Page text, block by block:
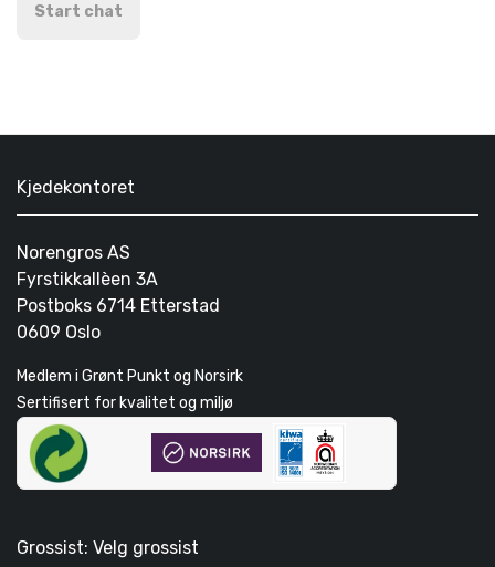
Start chat
Kjedekontoret
Norengros AS
Fyrstikkallèen 3A
Postboks 6714 Etterstad
0609 Oslo
Medlem i Grønt Punkt og Norsirk
Sertifisert for kvalitet og miljø
Grossist: Velg grossist